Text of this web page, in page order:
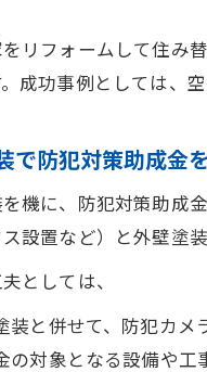
をリフォームして住
成功事例としては、
で防犯対策助成金
機に、防犯対策助成
設置など）と外壁塗
としては、
装と併せて、防犯カメ
の対象となる設備や工